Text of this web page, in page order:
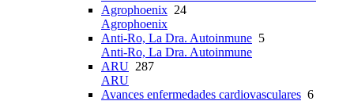
Agrophoenix 24
Agrophoenix
Anti-Ro, La Dra. Autoinmune 5
Anti-Ro, La Dra. Autoinmune
ARU 287
ARU
Avances enfermedades cardiovasculares 6